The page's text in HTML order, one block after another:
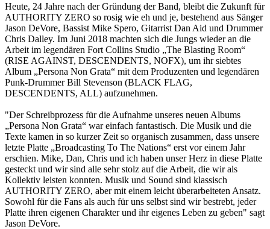
Heute, 24 Jahre nach der Gründung der Band, bleibt die Zukunft für
AUTHORITY ZERO so rosig wie eh und je, bestehend aus Sänger
Jason DeVore, Bassist Mike Spero, Gitarrist Dan Aid und Drummer
Chris Dalley. Im Juni 2018 machten sich die Jungs wieder an die
Arbeit im legendären Fort Collins Studio „The Blasting Room“
(RISE AGAINST, DESCENDENTS, NOFX), um ihr siebtes
Album „Persona Non Grata“ mit dem Produzenten und legendären
Punk-Drummer Bill Stevenson (BLACK FLAG,
DESCENDENTS, ALL) aufzunehmen.
"Der Schreibprozess für die Aufnahme unseres neuen Albums
„Persona Non Grata“ war einfach fantastisch. Die Musik und die
Texte kamen in so kurzer Zeit so organisch zusammen, dass unsere
letzte Platte „Broadcasting To The Nations“ erst vor einem Jahr
erschien. Mike, Dan, Chris und ich haben unser Herz in diese Platte
gesteckt und wir sind alle sehr stolz auf die Arbeit, die wir als
Kollektiv leisten konnten. Musik und Sound sind klassisch
AUTHORITY ZERO, aber mit einem leicht überarbeiteten Ansatz.
Sowohl für die Fans als auch für uns selbst sind wir bestrebt, jeder
Platte ihren eigenen Charakter und ihr eigenes Leben zu geben" sagt
Jason DeVore.